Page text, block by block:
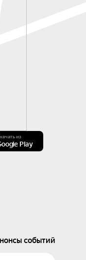
из
Play
событий